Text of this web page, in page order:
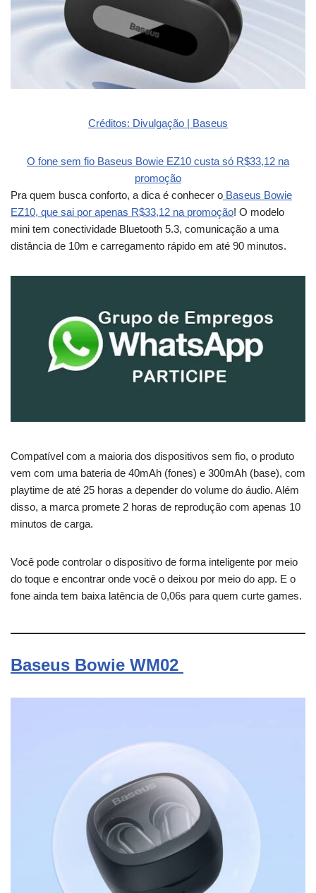
Créditos: Divulgação | Baseus
O fone sem fio Baseus Bowie EZ10 custa só R$33,12 na
promoção
Pra quem busca conforto, a dica é conhecer o Baseus Bowie
EZ10, que sai por apenas R$33,12 na promoção! O modelo
mini tem conectividade Bluetooth 5.3, comunicação a uma
distância de 10m e carregamento rápido em até 90 minutos.
Compatível com a maioria dos dispositivos sem fio, o produto
vem com uma bateria de 40mAh (fones) e 300mAh (base), com
playtime de até 25 horas a depender do volume do áudio. Além
disso, a marca promete 2 horas de reprodução com apenas 10
minutos de carga.
Você pode controlar o dispositivo de forma inteligente por meio
do toque e encontrar onde você o deixou por meio do app. E o
fone ainda tem baixa latência de 0,06s para quem curte games.
Baseus Bowie WM02